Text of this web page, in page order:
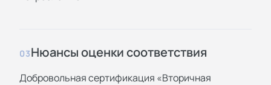
03Нюансы оценки соответствия
Добровольная сертификация «Вторичная